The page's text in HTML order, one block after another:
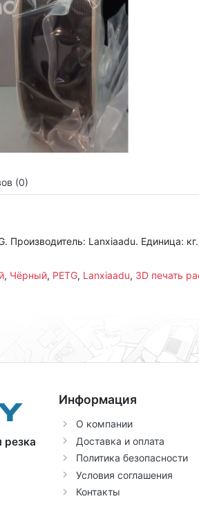
(0)
Производитель: Lanxiaadu. Единица: кг.
, Чёрный, PETG, Lanxiaadu, 3D печать
резка
Информация
О компании
Доставка и оплата
Политика безопасности
Условия соглашения
Контакты